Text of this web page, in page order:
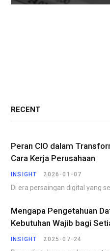
RECENT
Peran CIO dalam
Cara Kerja Perusahaan
INSIGHT 2026-01-07
Mengapa Pengetahuan
Kebutuhan Wajib bagi
INSIGHT 2025-07-24